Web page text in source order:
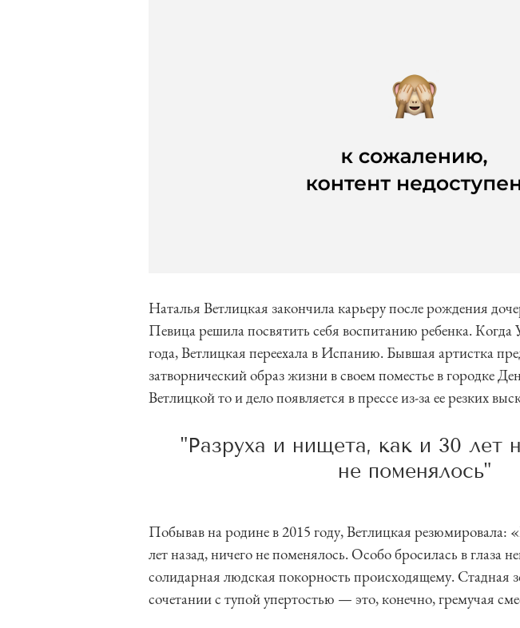
Наталья Ветлицкая закончила карьеру после рождения
Певица решила посвятить себя воспитанию ребенка. Когда
года, Ветлицкая переехала в Испанию. Бывшая артистка
затворнический образ жизни в своем поместье в городке
Ветлицкой то и дело появляется в прессе из-за ее резких
"Разруха и нищета, как и 30 лет
не поменялось"
Побывав на родине в 2015 году, Ветлицкая резюмировала:
лет назад, ничего не поменялось. Особо бросилась в глаза
солидарная людская покорность происходящему. Стадная
сочетании с тупой упертостью — это, конечно, гремучая